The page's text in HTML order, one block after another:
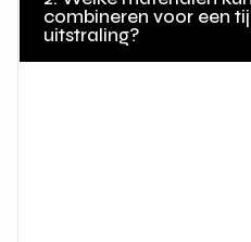
combineren voor een
uitstraling?